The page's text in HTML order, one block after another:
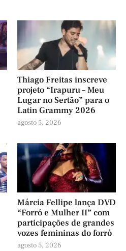
Thiago Freitas inscreve
projeto “Irapuru – Meu
Lugar no Sertão” para o
Latin Grammy 2026
agosto 5, 2026
Márcia Fellipe lança DVD
“Forró e Mulher II” com
participações de grandes
vozes femininas do forró
agosto 5, 2026